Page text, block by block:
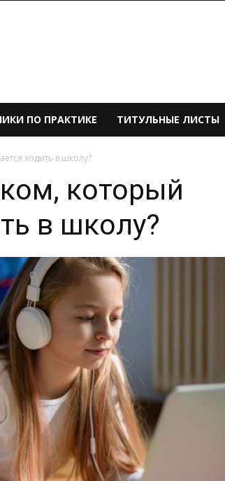
ПО ПРАКТИКЕ ТИТУЛЬНЫЕ ЛИСТЫ
ходить в школу?
который
в школу?